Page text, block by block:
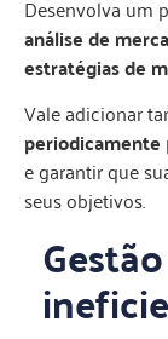
Desenvolva um
análise de
estratégias de
Vale adicionar
periodicamente
e garantir que
seus objetivos.